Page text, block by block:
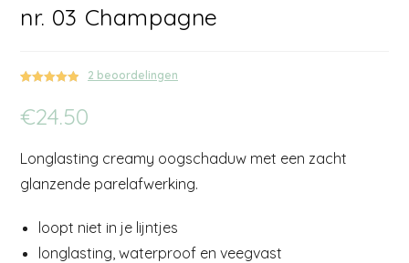
nr. 03 Champagne
5.00op 5
gebaseerd
waarderinge
n
2 beoordelingen
€24.50
Longlasting creamy oogschaduw met een zacht
glanzende parelafwerking.
loopt niet in je lijntjes
longlasting, waterproof en veegvast